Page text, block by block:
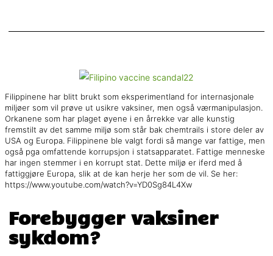
Filippinene har blitt brukt som eksperimentland for internasjonale
miljøer som vil prøve ut usikre vaksiner, men også værmanipulasjon.
Orkanene som har plaget øyene i en årrekke var alle kunstig
fremstilt av det samme miljø som står bak chemtrails i store deler av
USA og Europa. Filippinene ble valgt fordi så mange var fattige, men
også pga omfattende korrupsjon i statsapparatet. Fattige menneske
har ingen stemmer i en korrupt stat. Dette miljø er iferd med å
fattiggjøre Europa, slik at de kan herje her som de vil. Se her:
https://www.youtube.com/watch?v=YD0Sg84L4Xw
Forebygger vaksiner
sykdom?